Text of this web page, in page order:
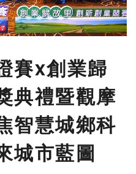
賽x創業歸
典禮暨觀摩
智慧城鄉科
城市藍圖